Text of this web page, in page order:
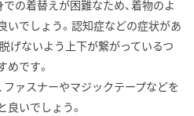
の着替えが困難なため、着物のよ
いでしょう。認知症などの症状があ
げないよう上下が繋がっているつ
です。
ァスナーやマジックテープなどを
いでしょう。